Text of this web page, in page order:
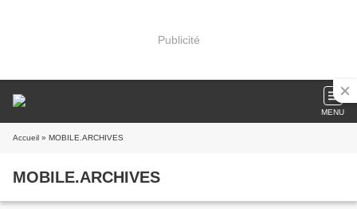
Publicité
MENU
Accueil » MOBILE.ARCHIVES
MOBILE.ARCHIVES